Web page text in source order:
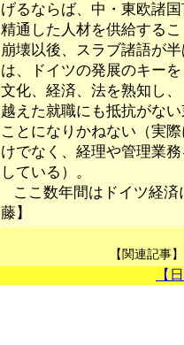
げるならば、中・東欧諸
精通した人材を供給する
崩壊以後、スラブ諸語が
は、ドイツの発展のキー
文化、経済、法を熟知し
越えた就職にも抵抗がな
ことになりかねない（実
けでなく、経理や管理業
している）。
ここ数年間はドイツ経
藤】
【関連記事
【